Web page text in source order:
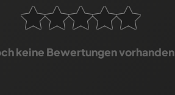
keine Bewertungen vorhanden